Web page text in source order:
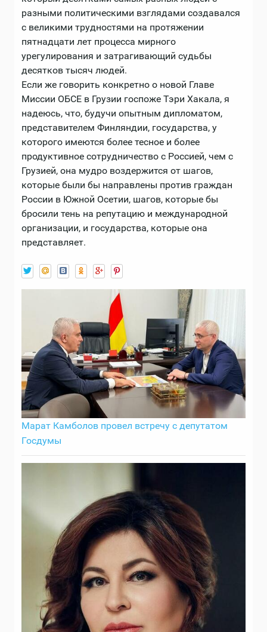
разными политическими взглядами создавался
с великими трудностями на протяжении
пятнадцати лет процесса мирного
урегулирования и затрагивающий судьбы
десятков тысяч людей.
Если же говорить конкретно о новой Главе
Миссии ОБСЕ в Грузии госпоже Тэри Хакала, я
надеюсь, что, будучи опытным дипломатом,
представителем Финляндии, государства, у
которого имеются более тесное и более
продуктивное сотрудничество с Россией, чем с
Грузией, она мудро воздержится от шагов,
которые были бы направлены против граждан
России в Южной Осетии, шагов, которые бы
бросили тень на репутацию и международной
организации, и государства, которые она
представляет.
Марат Камболов провел встречу с депутатом
Госдумы